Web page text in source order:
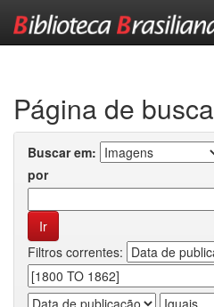
Página de busca
Buscar em:
por
Filtros correntes: